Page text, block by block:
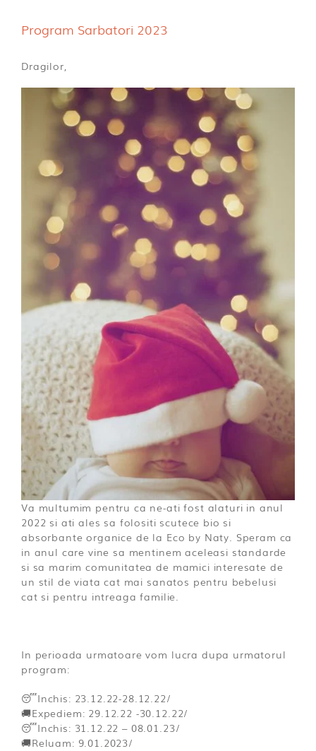
Dischete alaptare
Program Sarbatori 2023
Dragilor,
Va multumim pentru ca ne-ati fost alaturi in anul
2022 si ati ales sa folositi scutece bio si
absorbante organice de la Eco by Naty. Speram ca
in anul care vine sa mentinem aceleasi standarde
si sa marim comunitatea de mamici interesate de
un stil de viata cat mai sanatos pentru bebelusi
cat si pentru intreaga familie.
In perioada urmatoare vom lucra dupa urmatorul
program:
😴Inchis: 23.12.22-28.12.22/
🚚Expediem: 29.12.22 -30.12.22/
😴Inchis: 31.12.22 – 08.01.23/
🚚Reluam: 9.01.2023/